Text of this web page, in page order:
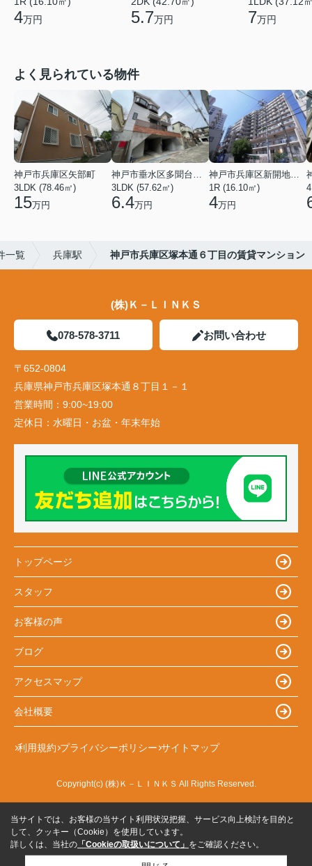
4万円 5.7万円 7万円
よく見られている物件
神戸市兵庫区矢部町
3LDK (78.46㎡)
15万円
神戸市垂水区多聞台２丁目
3LDK (57.62㎡)
6.4万円
神戸市兵庫区新開地１丁目
1R (16.10㎡)
4万円
一覧 兵庫駅 神戸市兵庫区塚本通６丁目の賃貸マンション
(株)Ｋ－ＬＩＮＫＳ
078-578-3711 お問い合わせ
〒652-0804
兵庫県神戸市兵庫区塚本通８丁目１－１
営業時間： 9:00~19:00
定休日： 水曜日・お盆・年末年始
トップページ
スタッフ
お客様の声
ブログ
アクセスマップ
会社概要
利用規約 プライバシーポリシー サイトマップ
Copyright(c) (株)Ｋ－ＬＩＮＫＳ All Rights Reserved.
当サイトでは、お客様の当サイト利用状況把握、サービス向上検討を目的と
して、クッキー（Cookie）を使用しています。
詳しくは、当社の 「Cookieの取扱いについて」 をご確認ください。